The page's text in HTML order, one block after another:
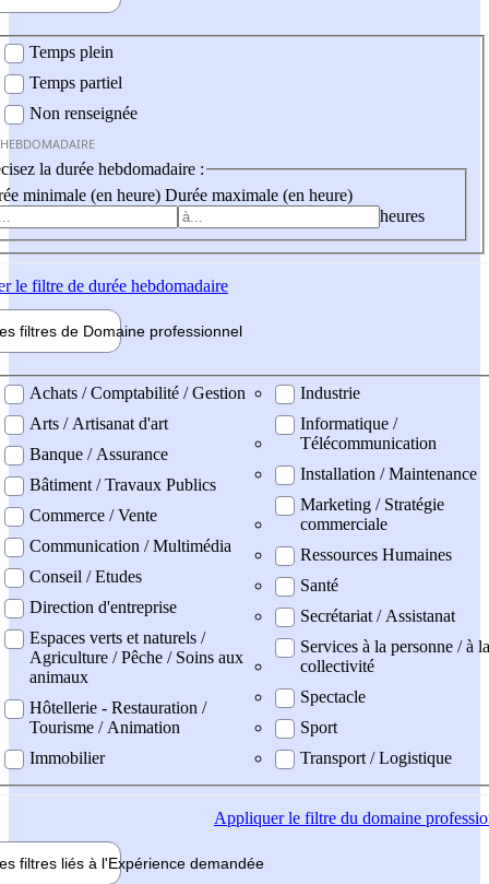
Temps plein
Temps partiel
Non renseignée
la durée hebdomadaire :
minimale (en heure) Durée maximale (en heure)
heures
le filtre de durée hebdomadaire
filtres de Domaine professionnel
professionel
Achats / Comptabilité / Gestion
Arts / Artisanat d'art
Banque / Assurance
Bâtiment / Travaux Publics
Commerce / Vente
Communication / Multimédia
Conseil / Etudes
Direction d'entreprise
Espaces verts et naturels /
Agriculture / Pêche / Soins aux
animaux
Hôtellerie - Restauration /
Tourisme / Animation
Immobilier
Industrie
Informatique /
Télécommunication
Installation / Maintenance
Marketing / Stratégie
commerciale
Ressources Humaines
Santé
Secrétariat / Assistanat
Services à la personne / à la
collectivité
Spectacle
Sport
Transport / Logistique
Appliquerle filtre du domaine
filtres liés à l'Expérience demandée